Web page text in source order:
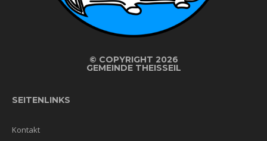
© COPYRIGHT 2026
GEMEINDE THEISSEIL
SEITENLINKS
Kontakt